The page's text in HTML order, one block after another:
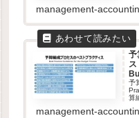
た
management-
予
予
算
は
management-